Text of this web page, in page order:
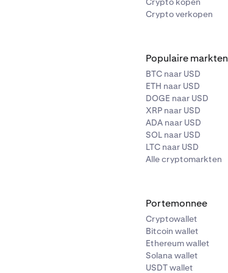
Crypto verkopen
Populaire markten
BTC naar USD
ETH naar USD
DOGE naar USD
XRP naar USD
ADA naar USD
SOL naar USD
LTC naar USD
Alle cryptomarkten
Portemonnee
Cryptowallet
Bitcoin wallet
Ethereum wallet
Solana wallet
USDT wallet